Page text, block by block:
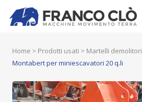
Home > Prodotti usati > Martelli demolitori
Montabert per miniescavatori 20 q.li